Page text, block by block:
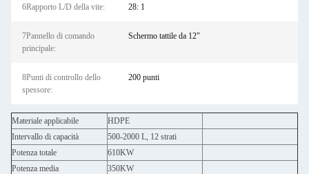
6Rapporto L/D della vite: 28: 1
7Pannello di comando
principale:
Schermo tattile da 12"
8Punti di controllo dello
spessore:
200 punti
Materiale applicabile
HDPE
Intervallo di capacità
500-2000 L, 12 strati
Potenza totale
610KW
Potenza media
350KW